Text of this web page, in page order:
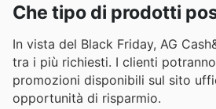
Che tipo di prodotti
In vista del Black Friday, AG
tra i più richiesti. I clienti
promozioni disponibili sul sito
opportunità di risparmio.